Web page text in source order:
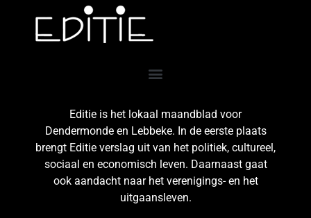
Editie is het lokaal maandblad voor
Dendermonde en Lebbeke. In de eerste plaats
brengt Editie verslag uit van het politiek, cultureel,
sociaal en economisch leven. Daarnaast gaat
ook aandacht naar het verenigings- en het
uitgaansleven.